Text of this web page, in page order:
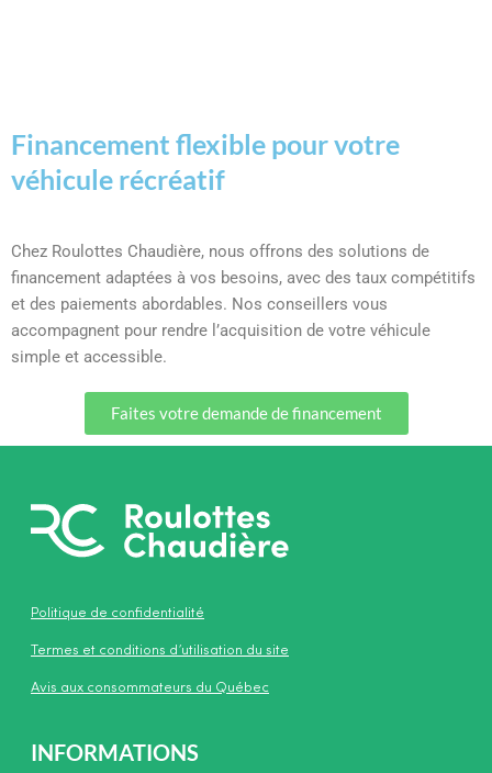
Financement flexible pour votre
véhicule récréatif
Chez Roulottes Chaudière, nous offrons des solutions de
financement adaptées à vos besoins, avec des taux compétitifs
et des paiements abordables. Nos conseillers vous
accompagnent pour rendre l’acquisition de votre véhicule
simple et accessible.
Faites votre demande de financement
Politique de confidentialité
Termes et conditions d’utilisation du site
Avis aux consommateurs du Québec
INFORMATIONS